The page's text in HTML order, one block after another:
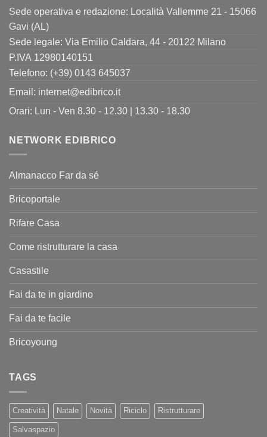
Sede operativa e redazione: Località Vallemme 21 - 15066
Gavi (AL)
Sede legale: Via Emilio Caldara, 44 - 20122 Milano
P.IVA 12980140151
Telefono: (+39) 0143 645037
Email: internet@edibrico.it
Orari: Lun - Ven 8.30 - 12.30 | 13.30 - 18.30
NETWORK EDIBRICO
Almanacco Far da sé
Bricoportale
Rifare Casa
Come ristrutturare la casa
Casastile
Fai da te in giardino
Fai da te facile
Bricoyoung
TAGS
Creatività Natale Novità Riciclo Ristrutturare
Salvaspazio